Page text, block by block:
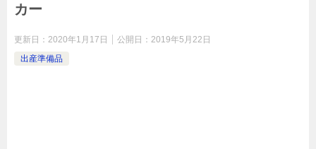
カー
更新日： 2020年1月17日 公開日： 2019年5月22日
出産準備品